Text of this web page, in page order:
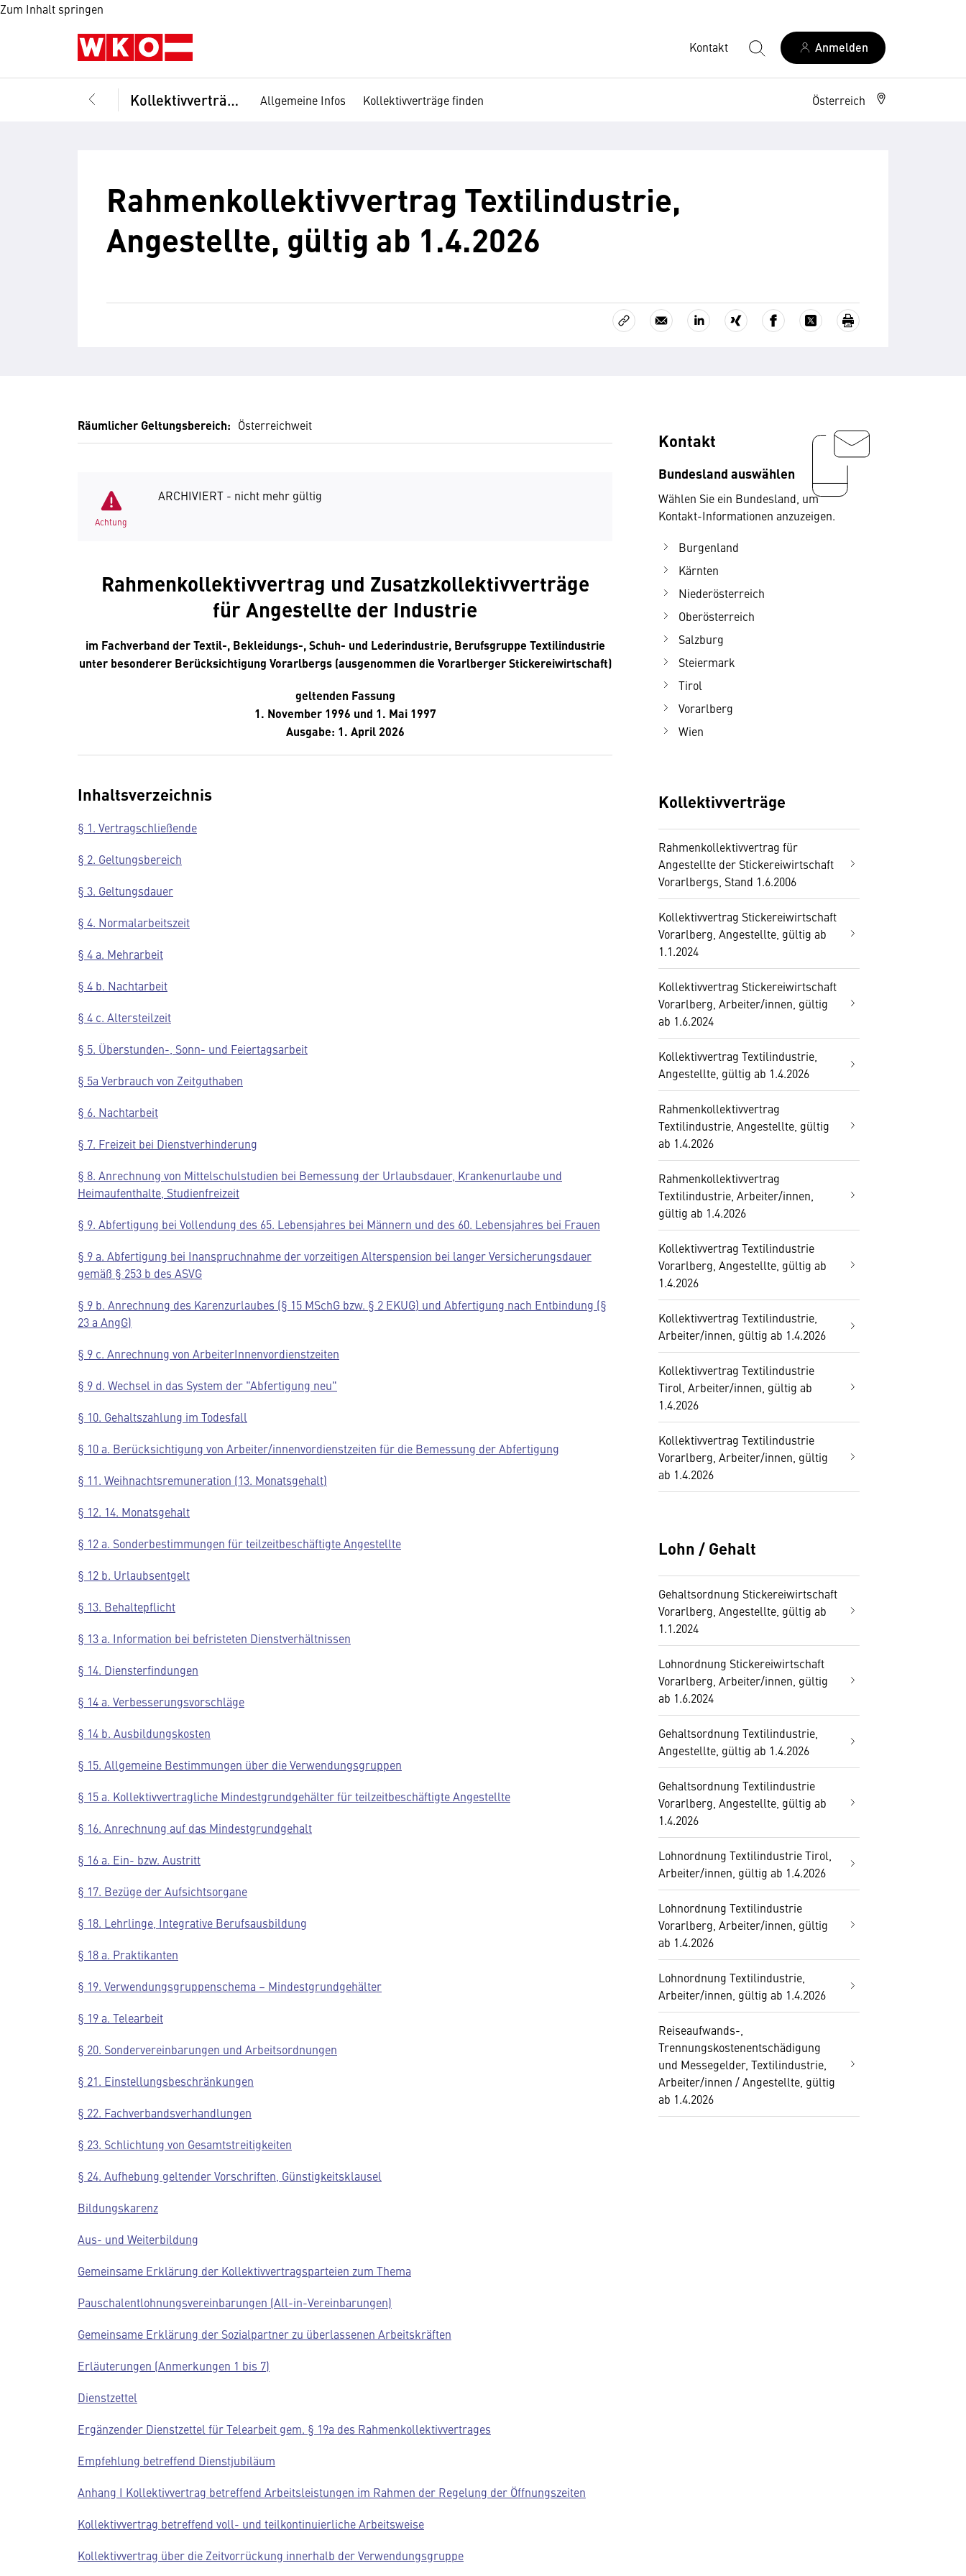
Zum Inhalt springen
Kontakt Anmelden
Kollektivverträge Allgemeine Infos Kollektivverträge finden Österreich
Rahmenkollektivvertrag Textilindustrie,
Angestellte, gültig ab 1.4.2026
Räumlicher Geltungsbereich: Österreichweit
Achtung
ARCHIVIERT - nicht mehr gültig
Rahmenkollektivvertrag und Zusatzkollektivverträge
für Angestellte der Industrie
im Fachverband der Textil-, Bekleidungs-, Schuh- und Lederindustrie, Berufsgruppe Textilindustrie
unter besonderer Berücksichtigung Vorarlbergs (ausgenommen die Vorarlberger Stickereiwirtschaft)
geltenden Fassung
1. November 1996 und 1. Mai 1997
Ausgabe: 1. April 2026
Inhaltsverzeichnis
§ 1. Vertragschließende
§ 2. Geltungsbereich
§ 3. Geltungsdauer
§ 4. Normalarbeitszeit
§ 4 a. Mehrarbeit
§ 4 b. Nachtarbeit
§ 4 c. Altersteilzeit
§ 5. Überstunden-, Sonn- und Feiertagsarbeit
§ 5a Verbrauch von Zeitguthaben
§ 6. Nachtarbeit
§ 7. Freizeit bei Dienstverhinderung
§ 8. Anrechnung von Mittelschulstudien bei Bemessung der Urlaubsdauer, Krankenurlaube und
Heimaufenthalte, Studienfreizeit
§ 9. Abfertigung bei Vollendung des 65. Lebensjahres bei Männern und des 60. Lebensjahres bei Frauen
§ 9 a. Abfertigung bei Inanspruchnahme der vorzeitigen Alterspension bei langer Versicherungsdauer
gemäß § 253 b des ASVG
§ 9 b. Anrechnung des Karenzurlaubes (§ 15 MSchG bzw. § 2 EKUG) und Abfertigung nach Entbindung (§
23 a AngG)
§ 9 c. Anrechnung von ArbeiterInnenvordienstzeiten
§ 9 d. Wechsel in das System der "Abfertigung neu"
§ 10. Gehaltszahlung im Todesfall
§ 10 a. Berücksichtigung von Arbeiter/innenvordienstzeiten für die Bemessung der Abfertigung
§ 11. Weihnachtsremuneration (13. Monatsgehalt)
§ 12. 14. Monatsgehalt
§ 12 a. Sonderbestimmungen für teilzeitbeschäftigte Angestellte
§ 12 b. Urlaubsentgelt
§ 13. Behaltepflicht
§ 13 a. Information bei befristeten Dienstverhältnissen
§ 14. Diensterfindungen
§ 14 a. Verbesserungsvorschläge
§ 14 b. Ausbildungskosten
§ 15. Allgemeine Bestimmungen über die Verwendungsgruppen
§ 15 a. Kollektivvertragliche Mindestgrundgehälter für teilzeitbeschäftigte Angestellte
§ 16. Anrechnung auf das Mindestgrundgehalt
§ 16 a. Ein- bzw. Austritt
§ 17. Bezüge der Aufsichtsorgane
§ 18. Lehrlinge, Integrative Berufsausbildung
§ 18 a. Praktikanten
§ 19. Verwendungsgruppenschema – Mindestgrundgehälter
§ 19 a. Telearbeit
§ 20. Sondervereinbarungen und Arbeitsordnungen
§ 21. Einstellungsbeschränkungen
§ 22. Fachverbandsverhandlungen
§ 23. Schlichtung von Gesamtstreitigkeiten
§ 24. Aufhebung geltender Vorschriften, Günstigkeitsklausel
Bildungskarenz
Aus- und Weiterbildung
Gemeinsame Erklärung der Kollektivvertragsparteien zum Thema
Pauschalentlohnungsvereinbarungen (All-in-Vereinbarungen)
Gemeinsame Erklärung der Sozialpartner zu überlassenen Arbeitskräften
Erläuterungen (Anmerkungen 1 bis 7)
Dienstzettel
Ergänzender Dienstzettel für Telearbeit gem. § 19a des Rahmenkollektivvertrages
Empfehlung betreffend Dienstjubiläum
Anhang I Kollektivvertrag betreffend Arbeitsleistungen im Rahmen der Regelung der Öffnungszeiten
Kollektivvertrag betreffend voll- und teilkontinuierliche Arbeitsweise
Kollektivvertrag über die Zeitvorrückung innerhalb der Verwendungsgruppe
Kontakt
Bundesland auswählen
Wählen Sie ein Bundesland, um
Kontakt-Informationen anzuzeigen.
Burgenland
Kärnten
Niederösterreich
Oberösterreich
Salzburg
Steiermark
Tirol
Vorarlberg
Wien
Kollektivverträge
Rahmenkollektivvertrag für
Angestellte der Stickereiwirtschaft
Vorarlbergs, Stand 1.6.2006
Kollektivvertrag Stickereiwirtschaft
Vorarlberg, Angestellte, gültig ab
1.1.2024
Kollektivvertrag Stickereiwirtschaft
Vorarlberg, Arbeiter/innen, gültig
ab 1.6.2024
Kollektivvertrag Textilindustrie,
Angestellte, gültig ab 1.4.2026
Rahmenkollektivvertrag
Textilindustrie, Angestellte, gültig
ab 1.4.2026
Rahmenkollektivvertrag
Textilindustrie, Arbeiter/innen,
gültig ab 1.4.2026
Kollektivvertrag Textilindustrie
Vorarlberg, Angestellte, gültig ab
1.4.2026
Kollektivvertrag Textilindustrie,
Arbeiter/innen, gültig ab 1.4.2026
Kollektivvertrag Textilindustrie
Tirol, Arbeiter/innen, gültig ab
1.4.2026
Kollektivvertrag Textilindustrie
Vorarlberg, Arbeiter/innen, gültig
ab 1.4.2026
Lohn / Gehalt
Gehaltsordnung Stickereiwirtschaft
Vorarlberg, Angestellte, gültig ab
1.1.2024
Lohnordnung Stickereiwirtschaft
Vorarlberg, Arbeiter/innen, gültig
ab 1.6.2024
Gehaltsordnung Textilindustrie,
Angestellte, gültig ab 1.4.2026
Gehaltsordnung Textilindustrie
Vorarlberg, Angestellte, gültig ab
1.4.2026
Lohnordnung Textilindustrie Tirol,
Arbeiter/innen, gültig ab 1.4.2026
Lohnordnung Textilindustrie
Vorarlberg, Arbeiter/innen, gültig
ab 1.4.2026
Lohnordnung Textilindustrie,
Arbeiter/innen, gültig ab 1.4.2026
Reiseaufwands-,
Trennungskostenentschädigung
und Messegelder, Textilindustrie,
Arbeiter/innen / Angestellte, gültig
ab 1.4.2026